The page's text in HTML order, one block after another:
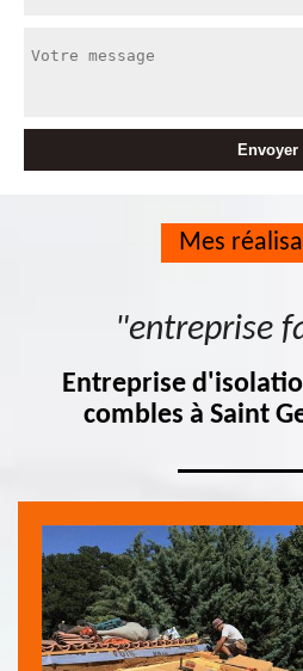
Mes
"entreprise
Entreprise
combles à Saint